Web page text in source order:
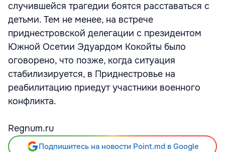
случившейся трагедии боятся расставаться с
детьми. Тем не менее, на встрече
приднестровской делегации с президентом
Южной Осетии Эдуардом Кокойты было
оговорено, что позже, когда ситуация
стабилизируется, в Приднестровье на
реабилитацию приедут участники военного
конфликта.
Regnum.ru
Подпишитесь на новости Point.md в Google